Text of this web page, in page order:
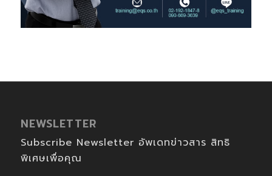
NEWSLETTER
Subscribe Newsletter อัพเดทข่าวสาร สิทธิ
พิเศษเพื่อคุณ